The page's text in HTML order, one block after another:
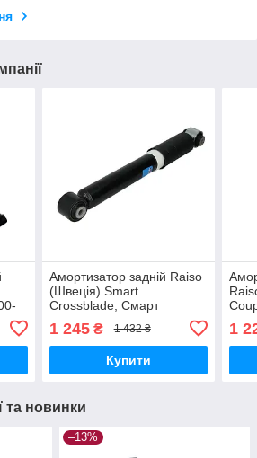
Амортизатор задній Raiso
(Швеція) Smart
Crossblade, Смарт
#RS290909 UAQUXLH17
1 245₴ 1 432 ₴
Купити
1
та новинки
–13%